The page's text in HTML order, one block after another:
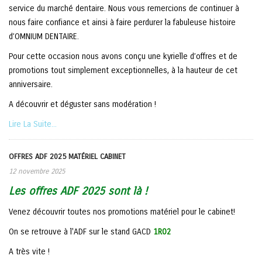
service du marché dentaire. Nous vous remercions de continuer à
nous faire confiance et ainsi à faire perdurer la fabuleuse histoire
d’OMNIUM DENTAIRE.
Pour cette occasion nous avons conçu une kyrielle d’offres et de
promotions tout simplement exceptionnelles, à la hauteur de cet
anniversaire.
A découvrir et déguster sans modération !
Lire La Suite...
OFFRES ADF 2025 MATÉRIEL CABINET
12 novembre 2025
Les offres ADF 2025 sont là !
Venez découvrir toutes nos promotions matériel pour le cabinet!
On se retrouve à l'ADF sur le stand GACD 1R02
A très vite !